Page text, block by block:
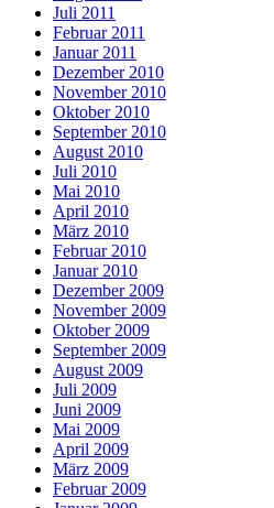
Juli 2011
Februar 2011
Januar 2011
Dezember 2010
November 2010
Oktober 2010
September 2010
August 2010
Juli 2010
Mai 2010
April 2010
März 2010
Februar 2010
Januar 2010
Dezember 2009
November 2009
Oktober 2009
September 2009
August 2009
Juli 2009
Juni 2009
Mai 2009
April 2009
März 2009
Februar 2009